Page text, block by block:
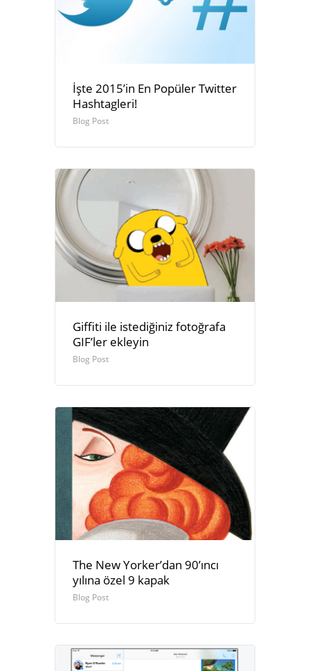
İşte 2015’in En Popüler Twitter
Hashtagleri!
Blog Post
Giffiti ile istediğiniz fotoğrafa
GIF’ler ekleyin
Blog Post
The New Yorker’dan 90’ıncı
yılına özel 9 kapak
Blog Post